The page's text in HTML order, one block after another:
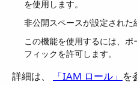
を使用します。
非公開スペースが設定された
この機能を使用するには、
フィックを許可します。
詳細は、 「IAM ロール」 を